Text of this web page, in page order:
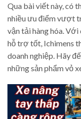
Qua bài viết này, có
nhiều ưu điểm vượt
vận tải hàng hóa.
hỗ trợ tốt, Ichimens
doanh nghiệp. Hãy
những sản phẩm vỏ